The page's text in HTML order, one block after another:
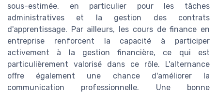
sous-estimée, en particulier pour les tâches
administratives et la gestion des contrats
d'apprentissage. Par ailleurs, les cours de finance en
entreprise renforcent la capacité à participer
activement à la gestion financière, ce qui est
particulièrement valorisé dans ce rôle. L'alternance
offre également une chance d'améliorer la
communication professionnelle. Une bonne